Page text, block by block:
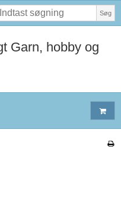
Søg
Garn, hobby og